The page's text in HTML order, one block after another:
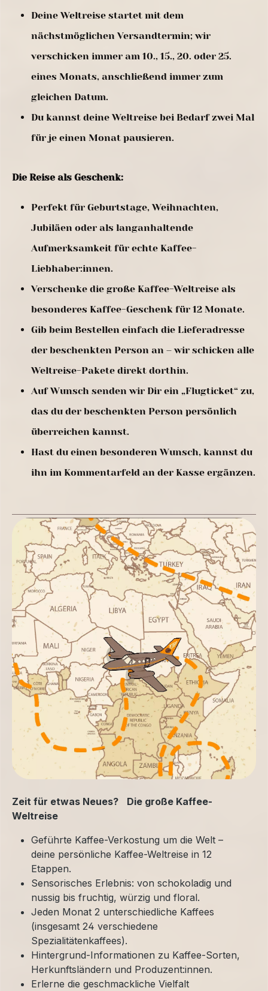
Zeit für etwas Neues? Die große Kaffee-
Weltreise
Geführte Kaffee-Verkostung um die Welt –
deine persönliche Kaffee-Weltreise in 12
Etappen.
Sensorisches Erlebnis: von schokoladig und
nussig bis fruchtig, würzig und floral.
Jeden Monat 2 unterschiedliche Kaffees
(insgesamt 24 verschiedene
Spezialitätenkaffees).
Hintergrund-Informationen zu Kaffee-Sorten,
Herkunftsländern und Produzent:innen.
Erlerne die geschmackliche Vielfalt
Deine Weltreise startet mit dem
nächstmöglichen Versandtermin; wir
verschicken immer am 10., 15., 20. oder 25.
eines Monats, anschließend immer zum
gleichen Datum.
Du kannst deine Weltreise bei Bedarf zwei Mal
für je einen Monat pausieren.
Die Reise als Geschenk:
Perfekt für Geburtstage, Weihnachten,
Jubiläen oder als langanhaltende
Aufmerksamkeit für echte Kaffee-
Liebhaber:innen.
Verschenke die große Kaffee-Weltreise als
besonderes Kaffee-Geschenk für 12 Monate.
Gib beim Bestellen einfach die Lieferadresse
der beschenkten Person an – wir schicken alle
Weltreise-Pakete direkt dorthin.
Auf Wunsch senden wir Dir ein „Flugticket“ zu,
das du der beschenkten Person persönlich
überreichen kannst.
Hast du einen besonderen Wunsch, kannst du
ihn im Kommentarfeld an der Kasse ergänzen.